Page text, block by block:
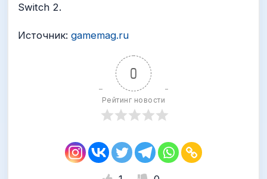
Switch 2.
Источник: gamemag.ru
0
Рейтинг новости